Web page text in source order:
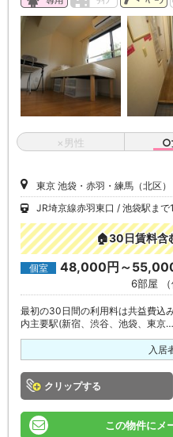
×男性 ○
東京 池袋・赤羽・練馬（北区）
JR埼京線赤羽東口
池袋駅まで
🏠30日賃料含
個室 48,000円～
6部屋 （
最初の30日間の利用料は共益費込
内主要駅(新宿、渋谷、池袋、東京…
入居
クリップ
この物件にメ